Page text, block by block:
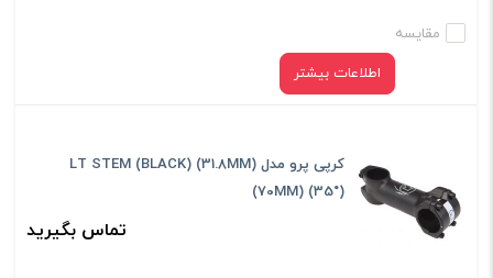
مقایسه
اطلاعات بیشتر
کرپی پرو مدل LT STEM (BLACK) (31.8MM)
(70MM) (35°)
تماس بگیرید